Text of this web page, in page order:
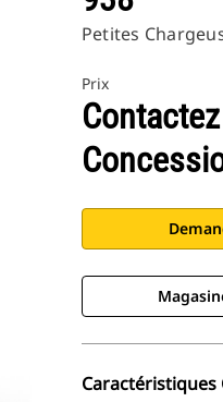
Petites
Prix
Caractéristiques